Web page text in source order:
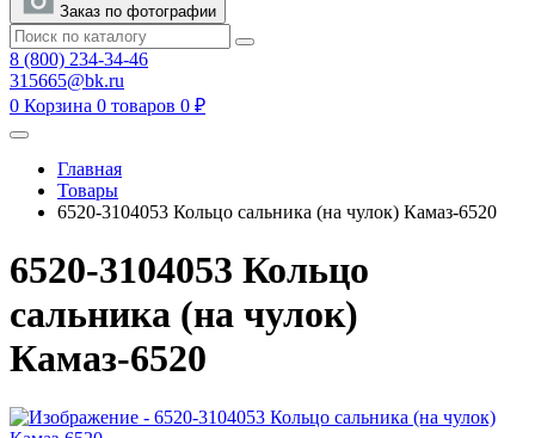
Заказ по фотографии
8 (800) 234-34-46
315665@bk.ru
0 Корзина 0 товаров 0 ₽
Главная
Товары
6520-3104053 Кольцо сальника (на чулок) Камаз-6520
6520-3104053 Кольцо
сальника (на чулок)
Камаз-6520